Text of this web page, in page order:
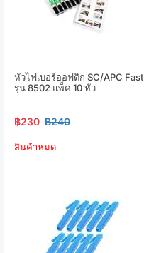
หัวไฟเบอร์ออฟติก SC/APC Fast
รุ่น 8502 แพ็ค 10 หัว
฿230 ฿240
สินค้าหมด